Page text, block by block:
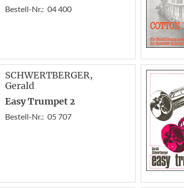
Bestell-Nr.: 04 400
SCHWERTBERGER,
Gerald
Easy Trumpet 2
Bestell-Nr.: 05 707